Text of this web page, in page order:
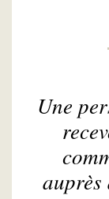
Une
auprès